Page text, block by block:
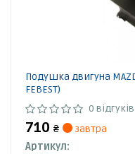
Подушка двигуна
FEBEST)
0 відгуків
710 ₴
завтра
Артикул: